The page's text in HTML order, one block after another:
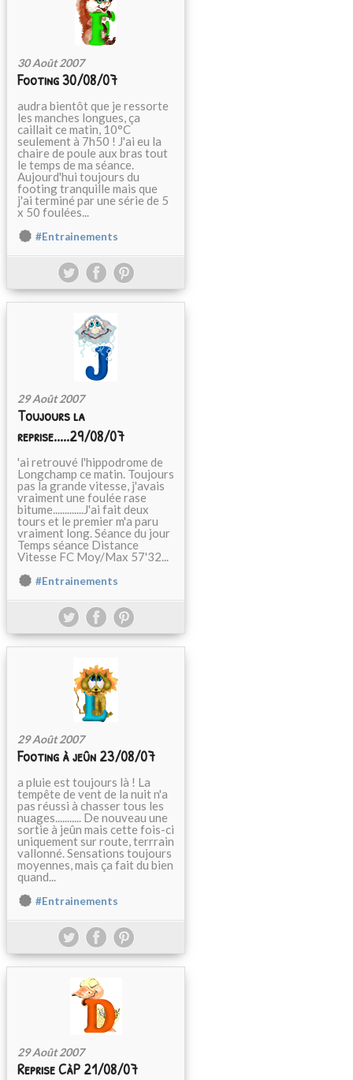
30 Août 2007
Footing 30/08/07
audra bientôt que je ressorte
les manches longues, ça
caillait ce matin, 10°C
seulement à 7h50 ! J'ai eu la
chaire de poule aux bras tout
le temps de ma séance.
Aujourd'hui toujours du
footing tranquille mais que
j'ai terminé par une série de 5
x 50 foulées...
#Entrainements
29 Août 2007
Toujours la
reprise.....29/08/07
'ai retrouvé l'hippodrome de
Longchamp ce matin. Toujours
pas la grande vitesse, j'avais
vraiment une foulée rase
bitume.............J'ai fait deux
tours et le premier m'a paru
vraiment long. Séance du jour
Temps séance Distance
Vitesse FC Moy/Max 57'32...
#Entrainements
29 Août 2007
Footing à jeûn 23/08/07
a pluie est toujours là ! La
tempête de vent de la nuit n'a
pas réussi à chasser tous les
nuages........... De nouveau une
sortie à jeûn mais cette fois-ci
uniquement sur route, terrrain
vallonné. Sensations toujours
moyennes, mais ça fait du bien
quand...
#Entrainements
29 Août 2007
Reprise CàP 21/08/07